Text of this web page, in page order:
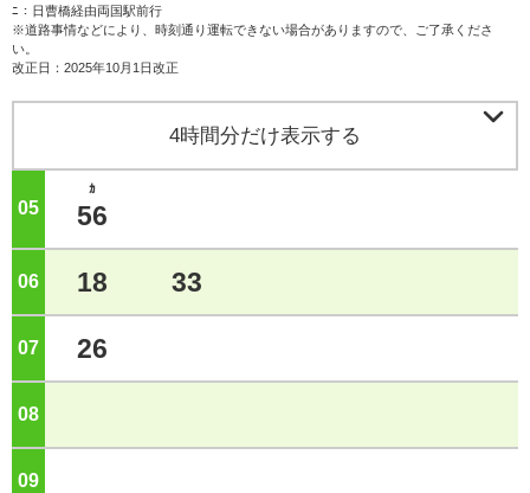
ﾆ：日曹橋経由両国駅前行
※道路事情などにより、時刻通り運転できない場合がありますので、ご了承くださ
い。
改正日：2025年10月1日改正
4時間分だけ表示する 
05
ｶ
56
06 18 33
07 26
08
09